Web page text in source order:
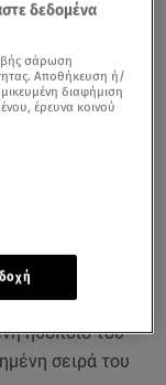
ηθοποιό του
σειρά του
δεδομένα
σάρωση
Αποθήκευση ή/
διαφήμιση
έρευνα κοινού